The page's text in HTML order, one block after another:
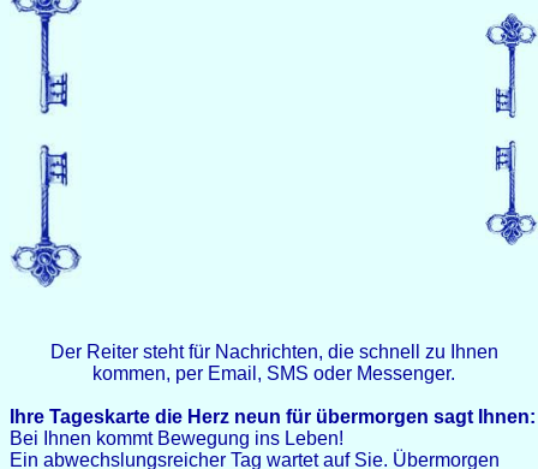
Der Reiter steht für Nachrichten, die schnell zu Ihnen
kommen, per Email, SMS oder Messenger.
Ihre Tageskarte die Herz neun für übermorgen sagt Ihnen:
Bei Ihnen kommt Bewegung ins Leben!
Ein abwechslungsreicher Tag wartet auf Sie. Übermorgen